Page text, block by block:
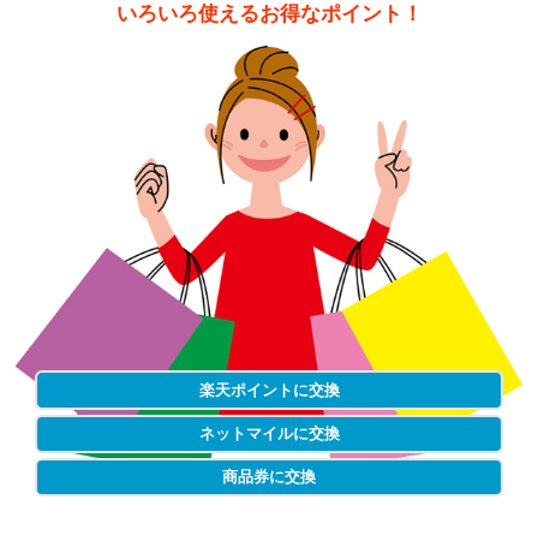
いろいろ使えるお得なポイント！
楽天ポイントに交換
ネットマイルに交換
商品券に交換